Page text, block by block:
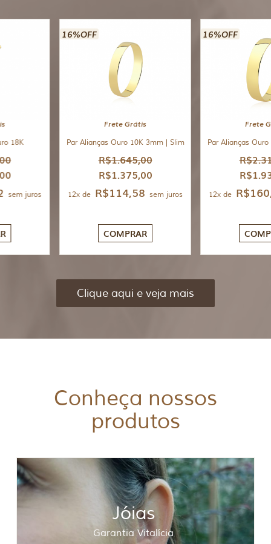
18K
sem juros
16%OFF
Frete Grátis
Par Alianças Ouro 10K 3mm | Slim
R$1.645,00
R$1.375,00
12x de R$114,58 sem juros
COMPRAR
16%OFF
Frete
Par Alianças
R$
R$
12x de R$
Clique aqui e veja mais
Conheça nossos
produtos
Jóias
Garantia Vitalícia